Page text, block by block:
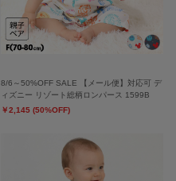
8/6～50%OFF SALE 【メール便】対応可 デ
ィズニー リゾート総柄ロンパース 1599B
￥2,145 (50%OFF)